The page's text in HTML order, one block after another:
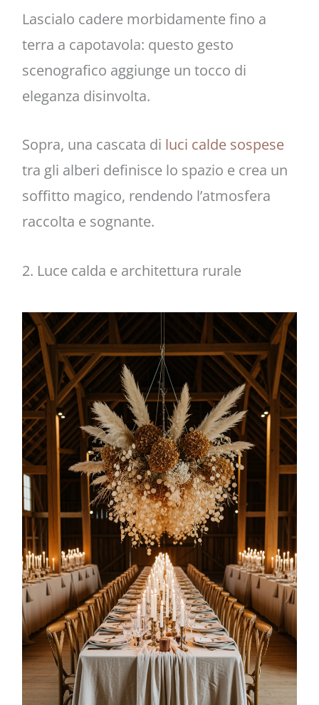
Lascialo cadere morbidamente fino a
terra a capotavola: questo gesto
scenografico aggiunge un tocco di
eleganza disinvolta.
Sopra, una cascata di luci calde sospese
tra gli alberi definisce lo spazio e crea un
soffitto magico, rendendo l’atmosfera
raccolta e sognante.
2. Luce calda e architettura rurale